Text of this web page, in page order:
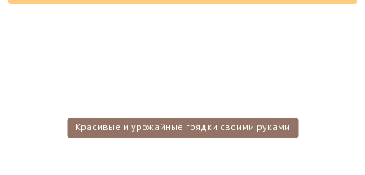
Красивые и урожайные грядки своими руками